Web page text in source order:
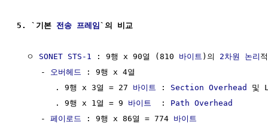
5. `기본 전송 프레임`의 비교
  ㅇ
SONET STS-1 : 9행 x 90열 (810 바이트 )의 2차원 논리
     -
오버헤드
: 9행 x 4열
        . 9행 x 3열 = 27
바이트 : Section Overhead
및
        . 9행 x 1열 = 9
바이트
  :
Path Overhead
     -
페이로드 : 9행 x 86열 = 774 바이트